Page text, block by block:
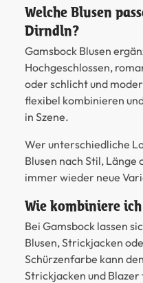
Welche Blusen
Dirndln?
Gamsbock Blusen
Hochgeschlossen,
oder schlicht und
flexibel kombinieren
in Szene.
Wer unterschiedliche
Blusen nach Stil, Länge
immer wieder neue
Wie kombiniere
Bei Gamsbock lassen
Blusen, Strickjacken
Schürzenfarbe kann
Strickjacken und Blazer